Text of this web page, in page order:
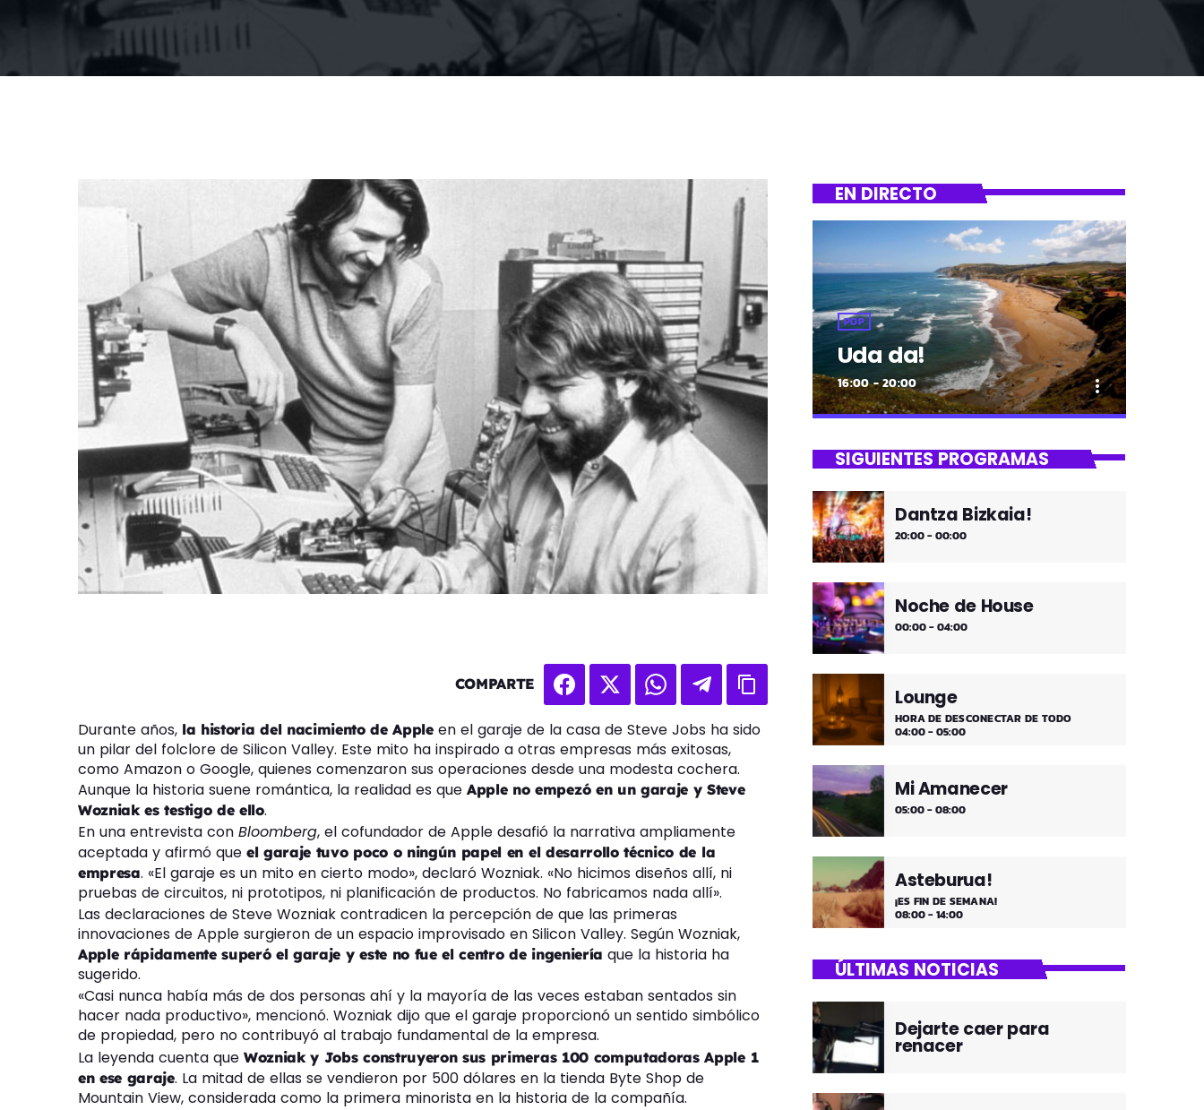
COMPARTE
Durante años, la historia del nacimiento de Appleen el garaje de la casa de Steve Jobs ha sido
un pilar del folclore de Silicon Valley. Este mito ha inspirado a otras empresas más exitosas,
como Amazon o Google, quienes comenzaron sus operaciones desde una modesta cochera.
Aunque la historia suene romántica, la realidad es que Apple no empezó en un garaje y Steve
Wozniak es testigo de ello.
En una entrevista con Bloomberg, el cofundador de Apple desafió la narrativa ampliamente
aceptada y afirmó que el garaje tuvo poco o ningún papel en el desarrollo técnico de la
empresa. «El garaje es un mito en cierto modo», declaró Wozniak. «No hicimos diseños allí, ni
pruebas de circuitos, ni prototipos, ni planificación de productos. No fabricamos nada allí».
Las declaraciones de Steve Wozniak contradicen la percepción de que las primeras
innovaciones de Apple surgieron de un espacio improvisado en Silicon Valley. Según Wozniak,
Apple rápidamente superó el garaje y este no fue el centro de ingeniería que la historia ha
sugerido.
«Casi nunca había más de dos personas ahí y la mayoría de las veces estaban sentados sin
hacer nada productivo», mencionó. Wozniak dijo que el garaje proporcionó un sentido simbólico
de propiedad, pero no contribuyó al trabajo fundamental de la empresa.
La leyenda cuenta que Wozniak y Jobs construyeron sus primeras 100 computadoras Apple 1
en ese garaje. La mitad de ellas se vendieron por 500 dólares en la tienda Byte Shop de
Mountain View, considerada como la primera minorista en la historia de la compañía.
EN DIRECTO
POP
Uda da!
16:00 - 20:00 more_vert
Uda da!
¡Toda la música!
SIGUIENTES PROGRAMAS
Dantza Bizkaia!
20:00 - 00:00
Noche de House
00:00 - 04:00
Lounge
HORA DE DESCONECTAR DE TODO
04:00 - 05:00
Mi Amanecer
05:00 - 08:00
Asteburua!
¡ES FIN DE SEMANA!
08:00 - 14:00
ÚLTIMAS NOTICIAS
Dejarte caer para
renacer